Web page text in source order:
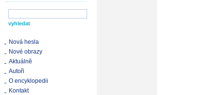
Nová hesla
Nové obrazy
Aktuálně
Autoři
O encyklopedii
Kontakt